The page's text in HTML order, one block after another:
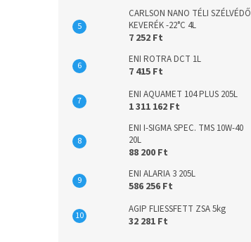
CARLSON NANO TÉLI SZÉLVÉDŐ
KEVERÉK -22°C 4L
7 252 Ft
ENI ROTRA DCT 1L
7 415 Ft
ENI AQUAMET 104 PLUS 205L
1 311 162 Ft
ENI I-SIGMA SPEC. TMS 10W-40
20L
88 200 Ft
ENI ALARIA 3 205L
586 256 Ft
AGIP FLIESSFETT ZSA 5kg
32 281 Ft